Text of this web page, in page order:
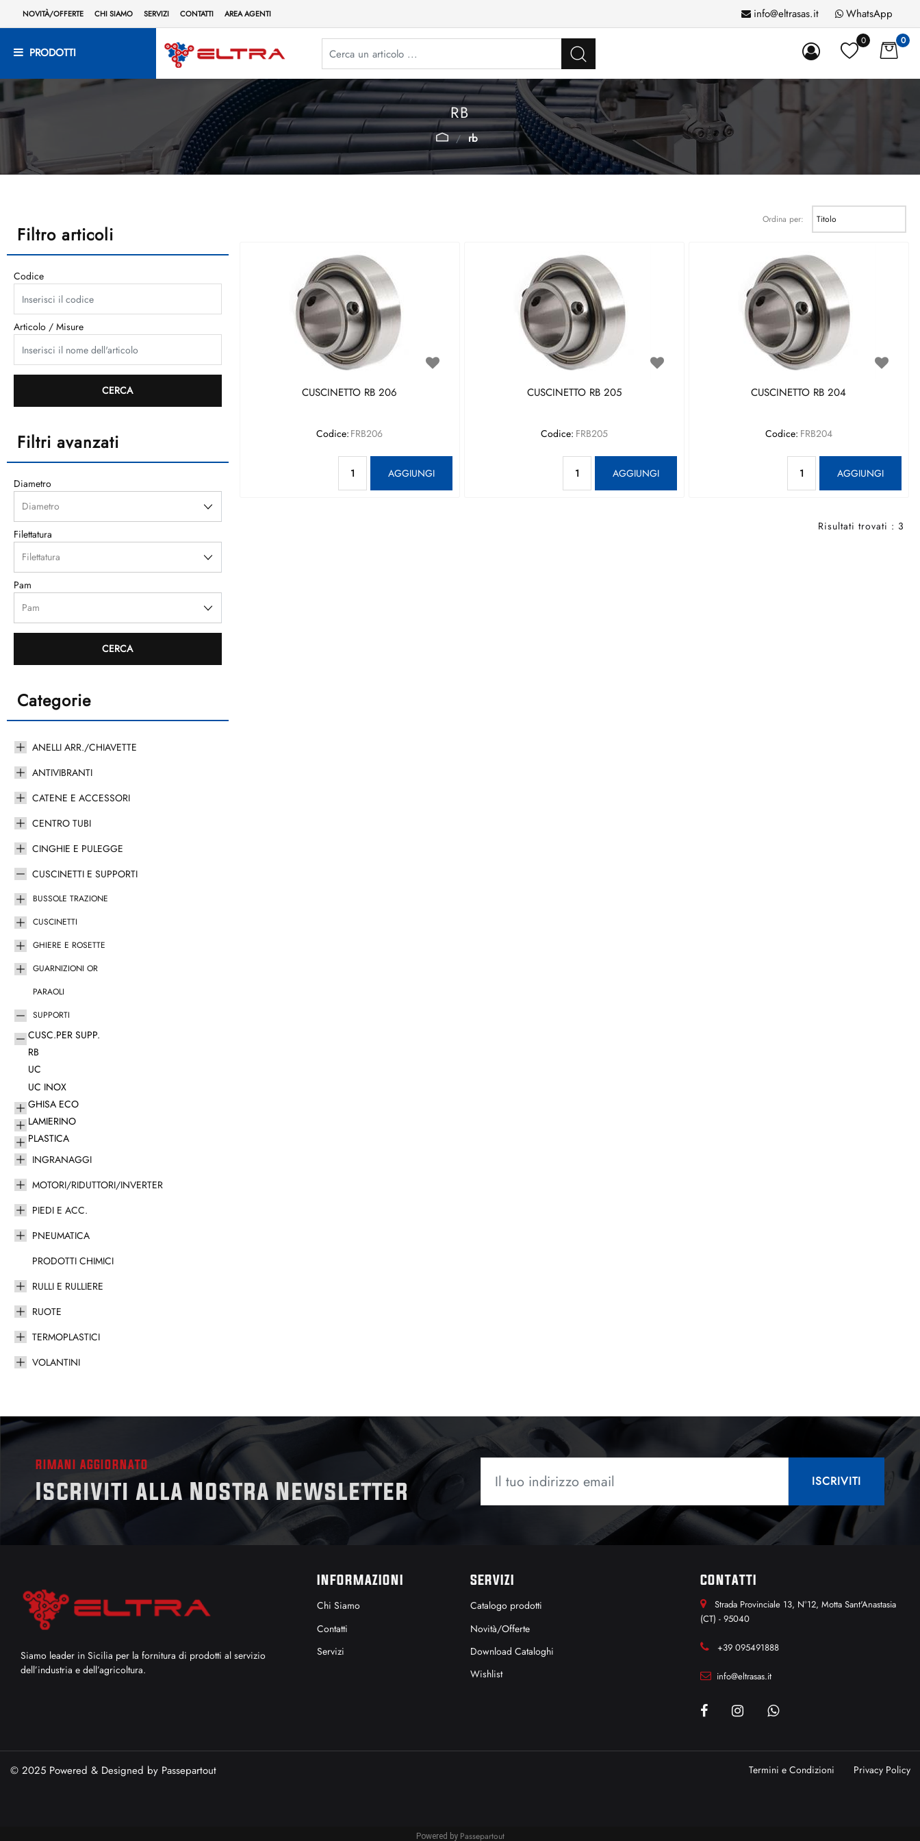
NOVITÀ/OFFERTE CHI SIAMO SERVIZI CONTATTI AREA AGENTI info@eltrasas.it WhatsApp
PRODOTTI
0 0
RB
rb
Filtro articoli
Codice
Articolo / Misure
Filtri avanzati
Diametro
Filettatura
Pam
Categorie
ANELLI ARR./CHIAVETTE
ANTIVIBRANTI
CATENE E ACCESSORI
CENTRO TUBI
CINGHIE E PULEGGE
CUSCINETTI E SUPPORTI
BUSSOLE TRAZIONE
CUSCINETTI
GHIERE E ROSETTE
GUARNIZIONI OR
PARAOLI
SUPPORTI
CUSC.PER SUPP.
RB
UC
UC INOX
GHISA ECO
LAMIERINO
PLASTICA
INGRANAGGI
MOTORI/RIDUTTORI/INVERTER
PIEDI E ACC.
PNEUMATICA
PRODOTTI CHIMICI
RULLI E RULLIERE
RUOTE
TERMOPLASTICI
VOLANTINI
Ordina per:
CUSCINETTO RB 206
Codice: FRB206
AGGIUNGI
CUSCINETTO RB 205
Codice: FRB205
AGGIUNGI
CUSCINETTO RB 204
Codice: FRB204
AGGIUNGI
Risultati trovati : 3
RIMANI AGGIORNATO
Iscriviti alla Nostra Newsletter
Siamo leader in Sicilia per la fornitura di prodotti al servizio
dell’industria e dell’agricoltura.
INFORMAZIONI
Chi Siamo
Contatti
Servizi
SERVIZI
Catalogo prodotti
Novità/Offerte
Download Cataloghi
Wishlist
CONTATTI
Strada Provinciale 13, N°12, Motta Sant'Anastasia
(CT) - 95040
+39 095491888
info@eltrasas.it
© 2025 Powered & Designed by Passepartout Termini e Condizioni Privacy Policy
Powered by Passepartout